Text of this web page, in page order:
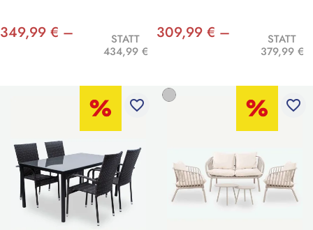
349,99 € –
STATT
434,99 €
309,99 € –
STATT
379,99 €
favorite_border favorite_border